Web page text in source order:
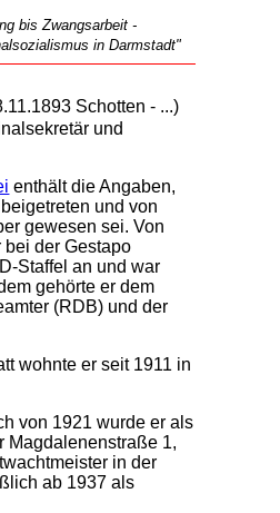
bis Zwangsarbeit -
in Darmstadt"
Schotten - ...)
und
enthält die Angaben,
beigetreten und von
gewesen sei. Von
der Gestapo
Staffel an und war
gehörte er dem
(RDB) und der
wohnte er seit 1911 in
von 1921 wurde er als
Magdalenenstraße 1,
in der
ab 1937 als